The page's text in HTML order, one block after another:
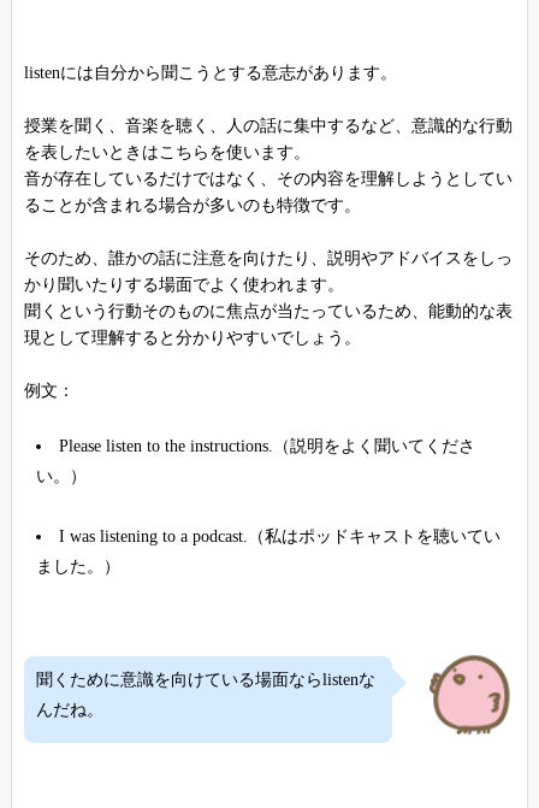
listenには自分から聞こうとする意志があります。
授業を聞く、音楽を聴く、人の話に集中するなど、意識的な行動
を表したいときはこちらを使います。
音が存在しているだけではなく、その内容を理解しようとしてい
ることが含まれる場合が多いのも特徴です。
そのため、誰かの話に注意を向けたり、説明やアドバイスをしっ
かり聞いたりする場面でよく使われます。
聞くという行動そのものに焦点が当たっているため、能動的な表
現として理解すると分かりやすいでしょう。
例文：
Please listen to the instructions.（説明をよく聞いてくださ
い。）
I was listening to a podcast.（私はポッドキャストを聴いてい
ました。）
聞くために意識を向けている場面ならlistenな
んだね。